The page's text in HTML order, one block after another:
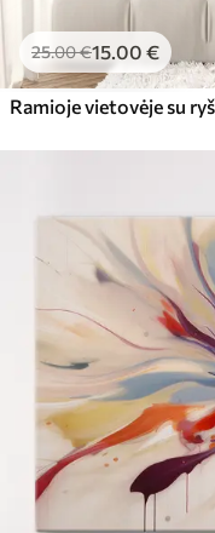
25.00€15.00 €
Ramioje vietovėje su